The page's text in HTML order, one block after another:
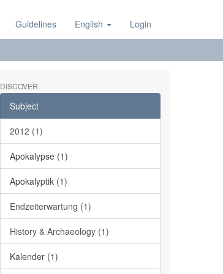
Guidelines English Login
DISCOVER
Subject
2012 (1)
Apokalypse (1)
Apokalyptik (1)
Endzeiterwartung (1)
History & Archaeology (1)
Kalender (1)